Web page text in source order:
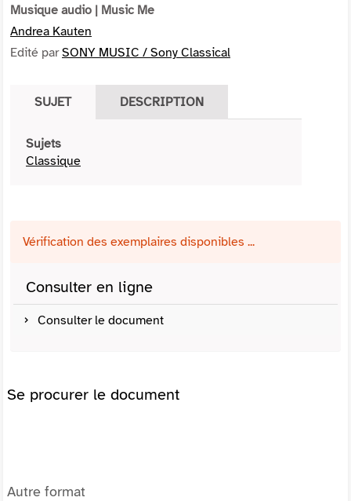
Musique audio | Music Me
Andrea Kauten
Edité parSONY MUSIC / Sony Classical
SUJET DESCRIPTION
Sujets
Classique
Vérification des exemplaires disponibles ...
Consulter en ligne
Consulter le document
Se procurer le document
Autre format